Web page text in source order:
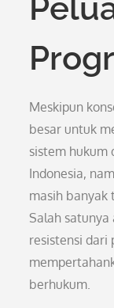
Meskipun
besar untuk
sistem hukum
Indonesia,
masih banyak
Salah satunya
resistensi dari
berhukum.